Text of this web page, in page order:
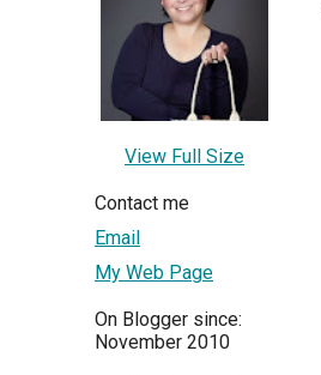
View Full Size
Contact me
Email
My Web Page
On Blogger since:
November 2010